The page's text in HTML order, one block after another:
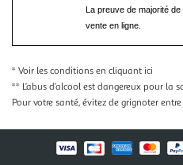
La preuve de majorité
vente en ligne.
* Voir les conditions en cliquant ici
** L’abus d’alcool est dangereux pour la
Pour votre santé, évitez de grignoter entre